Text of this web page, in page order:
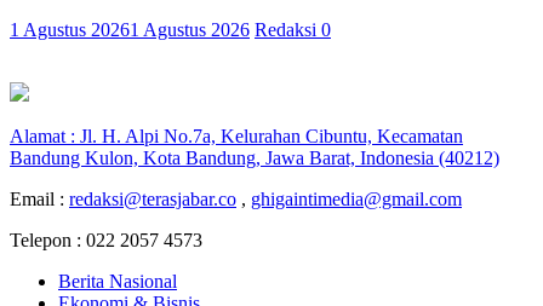
1 Agustus 20261 Agustus 2026 Redaksi 0
Alamat : Jl. H. Alpi No.7a, Kelurahan Cibuntu, Kecamatan
Bandung Kulon, Kota Bandung, Jawa Barat, Indonesia (40212)
Email : redaksi@terasjabar.co , ghigaintimedia@gmail.com
Telepon : 022 2057 4573
Berita Nasional